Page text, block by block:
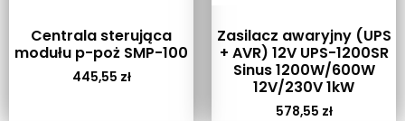
Centrala sterująca
modułu p-poż SMP-100
445,55 zł
Zasilacz awaryjny (UPS
+ AVR) 12V UPS-1200SR
Sinus 1200W/600W
12V/230V 1kW
578,55 zł